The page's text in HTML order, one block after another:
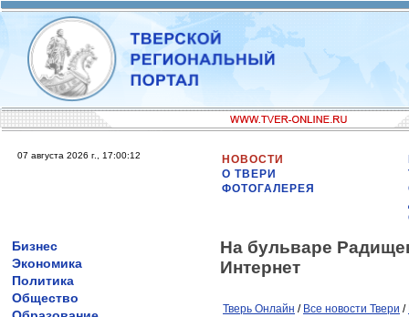
07 августа 2026 г., 17:00:12
НОВОСТИ
О ТВЕРИ
ФОТОГАЛЕРЕЯ
Бизнес
Экономика
Политика
Общество
На бульваре
Интернет
Тверь Онлайн / Все новости Твери /